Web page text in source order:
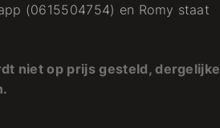
(0615504754) en Romy staat
niet op prijs gesteld, dergelijke